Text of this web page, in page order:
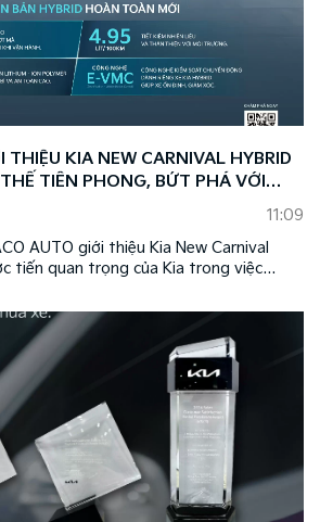
THIỆU KIA NEW CARNIVAL HYBRID
TIÊN PHONG, BỨT PHÁ VỚI
HYBRID
11:09
AUTO giới thiệu Kia New Carnival
tiến quan trọng của Kia trong việc
thân thiện môi trường, đồng thời
đầu của thương hiệu Kia tại Việt Nam.